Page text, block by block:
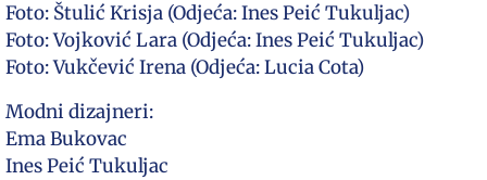
Foto: Štulić Krisja (Odjeća: Ines Peić Tukuljac)
Foto: Vojković Lara (Odjeća: Ines Peić Tukuljac)
Foto: Vukčević Irena (Odjeća: Lucia Cota)
Modni dizajneri:
Ema Bukovac
Ines Peić Tukuljac